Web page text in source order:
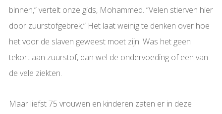
binnen,” vertelt onze gids, Mohammed. “Velen stierven hier
door zuurstofgebrek.” Het laat weinig te denken over hoe
het voor de slaven geweest moet zijn. Was het geen
tekort aan zuurstof, dan wel de ondervoeding of een van
de vele ziekten.
Maar liefst 75 vrouwen en kinderen zaten er in deze